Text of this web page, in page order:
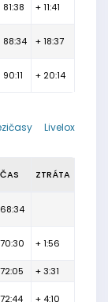
81:38 + 11:41
88:34 + 18:37
90:11 + 20:14
Livelox
ČAS ZTRÁTA
68:34
70:30 + 1:56
72:05 + 3:31
72:44 + 4:10